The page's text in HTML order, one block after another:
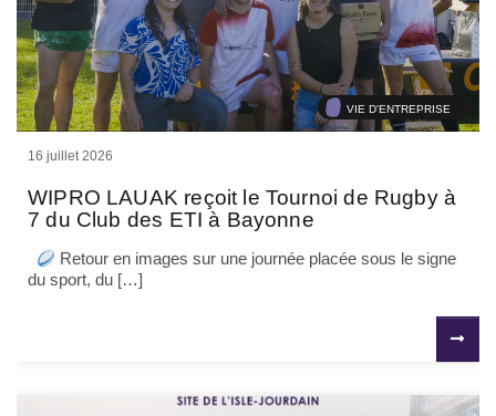
VIE D'ENTREPRISE
16 juillet 2026
WIPRO LAUAK reçoit le Tournoi de Rugby à
7 du Club des ETI à Bayonne
Retour en images sur une journée placée sous le signe
du sport, du […]